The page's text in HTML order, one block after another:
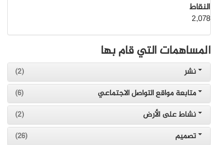
النقاط
2,078
المساهمات التي قام بها
نشر
(2)
متابعة مواقع التواصل الاجتماعي
(6)
نشاط على الأرض
(2)
تصميم
(26)